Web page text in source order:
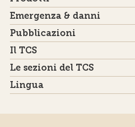
Emergenza & danni
Pubblicazioni
Il TCS
Le sezioni del TCS
Lingua